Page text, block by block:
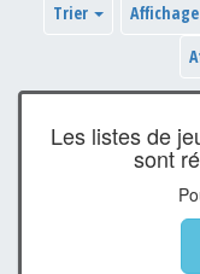
Trier Affichage
Les listes de
sont